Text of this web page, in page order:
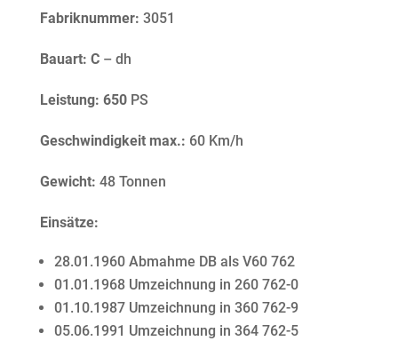
Fabriknummer: 3051
Bauart: C– dh
Leistung: 650PS
Geschwindigkeit max.: 60 Km/h
Gewicht: 48 Tonnen
Einsätze:
28.01.1960 Abmahme DB als V60 762
01.01.1968 Umzeichnung in 260 762-0
01.10.1987 Umzeichnung in 360 762-9
05.06.1991 Umzeichnung in 364 762-5